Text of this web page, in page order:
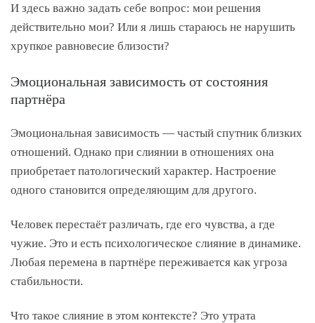
И здесь важно задать себе вопрос: мои решения
действительно мои? Или я лишь стараюсь не нарушить
хрупкое равновесие близости?
Эмоциональная зависимость от состояния
партнёра
Эмоциональная зависимость — частый спутник близких
отношений. Однако при слиянии в отношениях она
приобретает патологический характер. Настроение
одного становится определяющим для другого.
Человек перестаёт различать, где его чувства, а где
чужие. Это и есть психологическое слияние в динамике.
Любая перемена в партнёре переживается как угроза
стабильности.
Что такое слияние в этом контексте? Это утрата